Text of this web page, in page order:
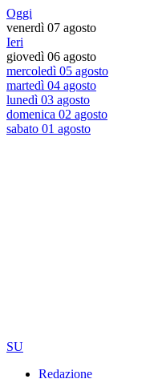
Oggi
venerdì 07 agosto
Ieri
giovedì 06 agosto
mercoledì 05 agosto
martedì 04 agosto
lunedì 03 agosto
domenica 02 agosto
sabato 01 agosto
SU
Redazione